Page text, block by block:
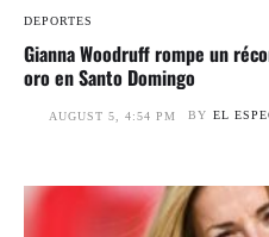
DEPORTES
Gianna Woodruff rompe un
oro en Santo Domingo
AUGUST 5, 4:54 PM BY EL